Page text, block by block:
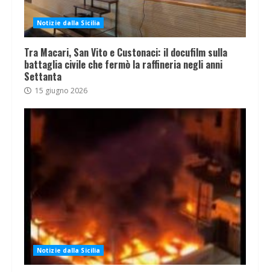
Notizie dalla Sicilia
Tra Macari, San Vito e Custonaci: il docufilm sulla
battaglia civile che fermò la raffineria negli anni
Settanta
15 giugno 2026
Notizie dalla Sicilia